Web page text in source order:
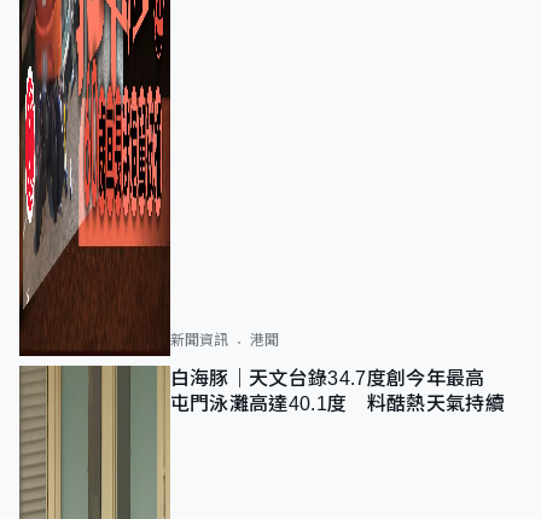
新聞資訊 港聞
白海豚｜天文台錄34.7度創今年最高
屯門泳灘高達40.1度 料酷熱天氣持續